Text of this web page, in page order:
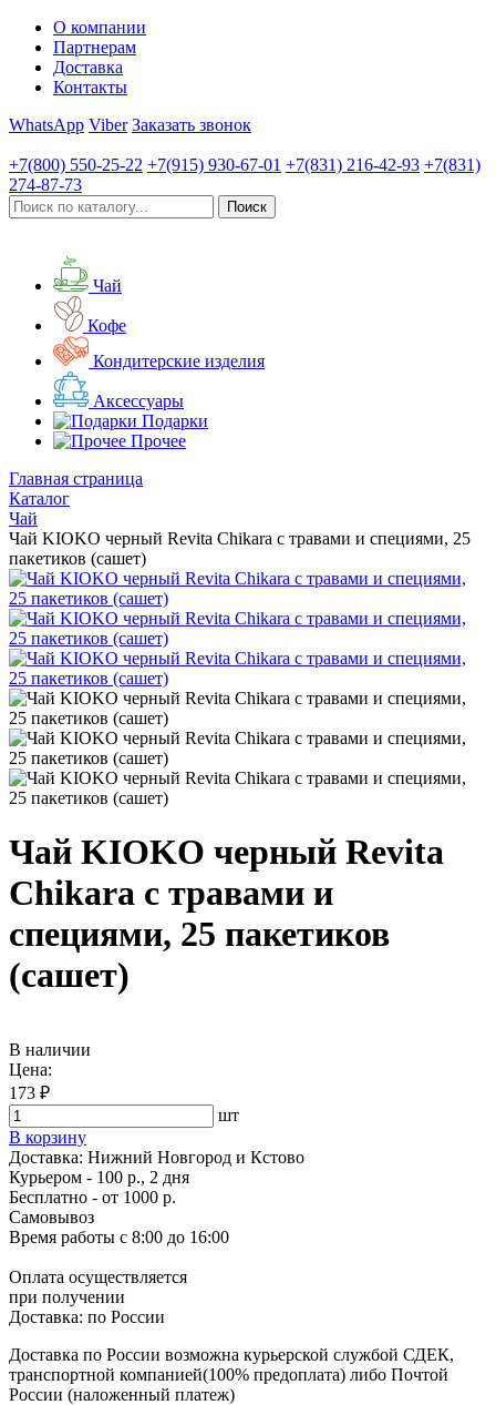
О компании
Партнерам
Доставка
Контакты
WhatsApp Viber Заказать звонок
+7(800) 550-25-22 +7(915) 930-67-01 +7(831) 216-42-93 +7(831)
274-87-73
Чай
Кофе
Кондитерские изделия
Аксессуары
Подарки
Прочее
Главная страница
Каталог
Чай
Чай KIOKO черный Revita Chikara с травами и специями, 25
пакетиков (сашет)
Чай KIOKO черный Revita
Chikara с травами и
специями, 25 пакетиков
(сашет)
В наличии
Цена:
173 ₽
шт
В корзину
Доставка: Нижний Новгород и Кстово
Курьером - 100 р., 2 дня
Бесплатно - от 1000 р.
Самовывоз
Время работы с 8:00 до 16:00
Оплата осуществляется
при получении
Доставка: по России
Доставка по России возможна курьерской службой СДЕК,
транспортной компанией(100% предоплата) либо Почтой
России (наложенный платеж)